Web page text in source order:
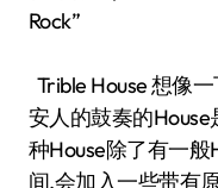
Rock”
Trible House 想像
安人的鼓奏的House
种House除了有一般
间,会加入一些带有